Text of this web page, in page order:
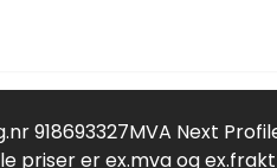
918693327MVA Next
priser er ex.mva og ex.frakt